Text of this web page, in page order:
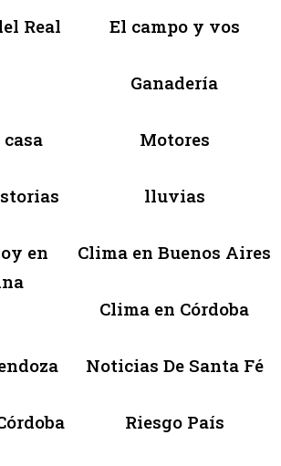
Real El campo y vos
Ganadería
Motores
lluvias
en
Clima en Buenos Aires
Clima en Córdoba
Noticias De Santa Fé
Riesgo País